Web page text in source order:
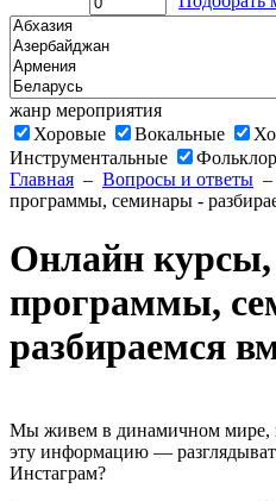
жанр мероприятия
Хоровые
Вокальные
Инструментальные
Главная – Вопросы и ответы
программы, семинары -
Онлайн
программы,
разбираемся
Мы живем в динамичном мире,
эту информацию —
Инстаграм?